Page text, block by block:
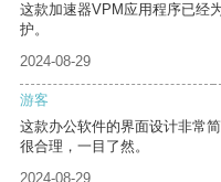
这款加速器VPM应用程序已经
护。
2024-08-29
游客
这款办公软件的界面设计非常
很合理，一目了然。
2024-08-29